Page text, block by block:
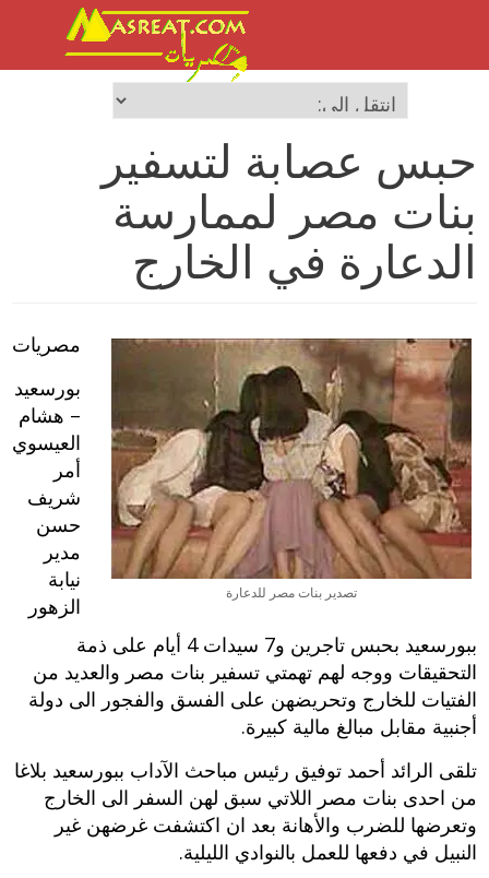
حبس عصابة لتسفير
بنات مصر لممارسة
الدعارة في الخارج
تصدير بنات مصر للدعارة
مصريات
بورسعيد
– هشام
العيسوي
أمر
شريف
حسن
مدير
نيابة
الزهور
ببورسعيد بحبس تاجرين و7 سيدات 4 أيام على ذمة
التحقيقات ووجه لهم تهمتي تسفير بنات مصر والعديد من
الفتيات للخارج وتحريضهن على الفسق والفجور الى دولة
أجنبية مقابل مبالغ مالية كبيرة.
تلقى الرائد أحمد توفيق رئيس مباحث الآداب ببورسعيد بلاغا
من احدى بنات مصر اللاتي سبق لهن السفر الى الخارج
وتعرضها للضرب والأهانة بعد ان اكتشفت غرضهن غير
النبيل في دفعها للعمل بالنوادي الليلية.